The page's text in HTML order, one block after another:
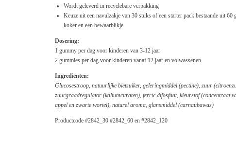
Wordt geleverd in recyclebare verpakking
Keuze uit een navulzakje van 30 stuks of een starter pack bestaande uit 60
koker en een bewaarblikje
Dosering:
1 gummy per dag voor kinderen van 3-12 jaar
2 gummies per dag voor kinderen vanaf 12 jaar en volwassenen
Ingrediënten:
Glucosestroop, natuurlijke bietsuiker, geleringmiddel (pectine), zuur
zuurgraadregulator (kaliumcitraten), ferric difosfaat, kleurstof (concentraat
appel en zwarte wortel), naturel aroma, glansmiddel (carnaubawas)
Productcode #2842_30 #2842_60 en #2842_120